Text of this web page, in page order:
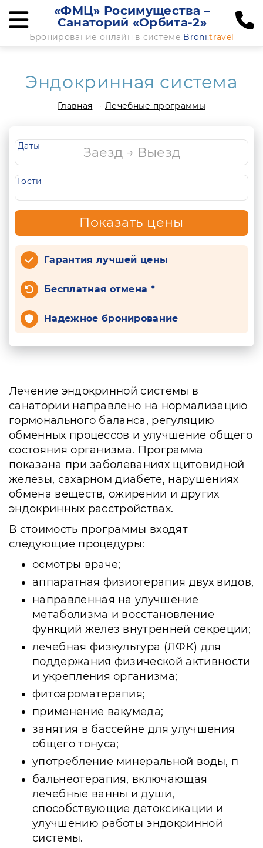
«ФМЦ» Росимущества –
Санаторий «Орбита-2»
Бронирование онлайн в системе Broni.travel
Эндокринная система
Главная Лечебные программы
Даты
Гости
Показать цены
Гарантия лучшей цены
Бесплатная отмена *
Надежное бронирование
Лечение эндокринной системы в
санатории направлено на нормализацию
гормонального баланса, регуляцию
обменных процессов и улучшение общего
состояния организма. Программа
показана при заболеваниях щитовидной
железы, сахарном диабете, нарушениях
обмена веществ, ожирении и других
эндокринных расстройствах.
В стоимость программы входят
следующие процедуры:
осмотры враче;
аппаратная физиотерапия двух видов,
направленная на улучшение
метаболизма и восстановление
функций желез внутренней секреции;
лечебная физкультура (ЛФК) для
поддержания физической активности
и укрепления организма;
фитоароматерапия;
применение вакумеда;
занятия в бассейне для улучшения
общего тонуса;
употребление минеральной воды, п
бальнеотерапия, включающая
лечебные ванны и души,
способствующие детоксикации и
улучшению работы эндокринной
системы.